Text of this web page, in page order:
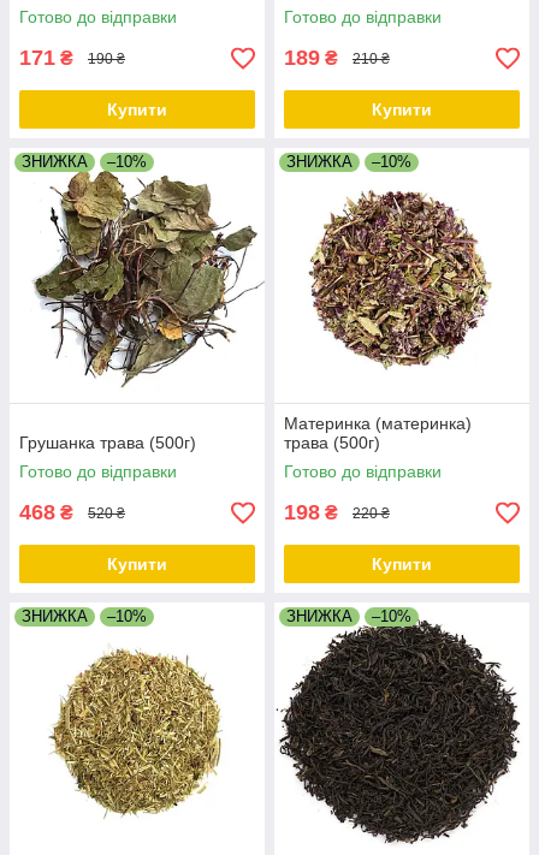
Готово до відправки
171 ₴ 190 ₴
Купити
Готово до відправки
189 ₴ 210 ₴
Купити
ЗНИЖКА –10%
Грушанка трава (500г)
Готово до відправки
468 ₴ 520 ₴
Купити
ЗНИЖКА –10%
Материнка (материнка)
трава (500г)
Готово до відправки
198 ₴ 220 ₴
Купити
ЗНИЖКА –10% ЗНИЖКА –10%